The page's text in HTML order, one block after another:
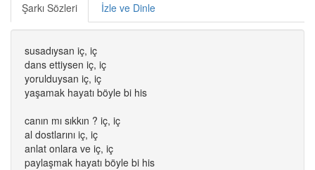
Şarkı Sözleri İzle ve Dinle
susadıysan iç, iç
dans ettiysen iç, iç
yorulduysan iç, iç
yaşamak hayatı böyle bi his
canın mı sıkkın ? iç, iç
al dostlarını iç, iç
anlat onlara ve iç, iç
paylaşmak hayatı böyle bi his